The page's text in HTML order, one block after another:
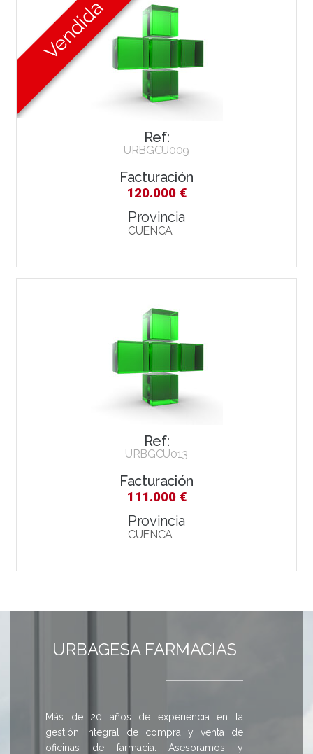
Ref:
URBGCU009
Facturación
120.000 €
Provincia
CUENCA
Ref:
URBGCU013
Facturación
111.000 €
Provincia
CUENCA
URBAGESA FARMACIAS
Más de 20 años de experiencia en la
gestión integral de compra y venta de
oficinas de farmacia. Asesoramos y